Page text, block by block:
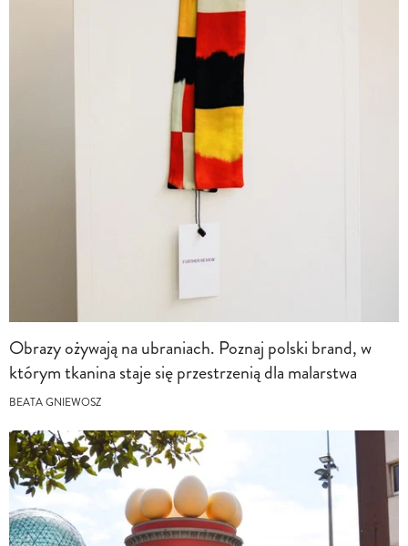
Obrazy ożywają na ubraniach. Poznaj polski brand, w
którym tkanina staje się przestrzenią dla malarstwa
BEATA GNIEWOSZ